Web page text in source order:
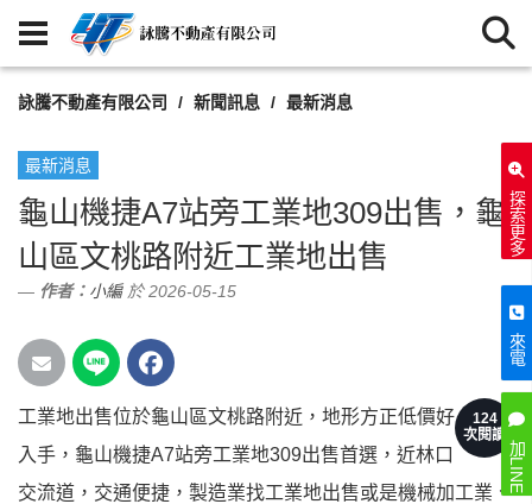
探索更多
來電
加LINE
詠騰不動產有限公司 新聞訊息 最新消息
最新消息
龜山機捷A7站旁工業地309出售，龜
山區文桃路附近工業地出售
作者： 小編於 2026-05-15
124
次閱讀
工業地出售位於龜山區文桃路附近，地形方正低價好
入手，龜山機捷A7站旁工業地309出售首選，近林口
交流道，交通便捷，製造業找工業地出售或是機械加工業、